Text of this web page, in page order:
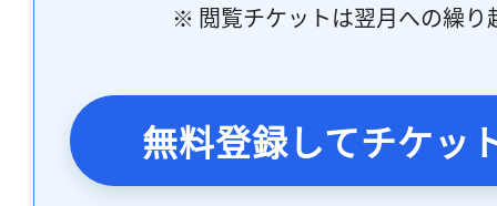
※ 閲覧チケットは翌月への繰り
無料登録してチケッ